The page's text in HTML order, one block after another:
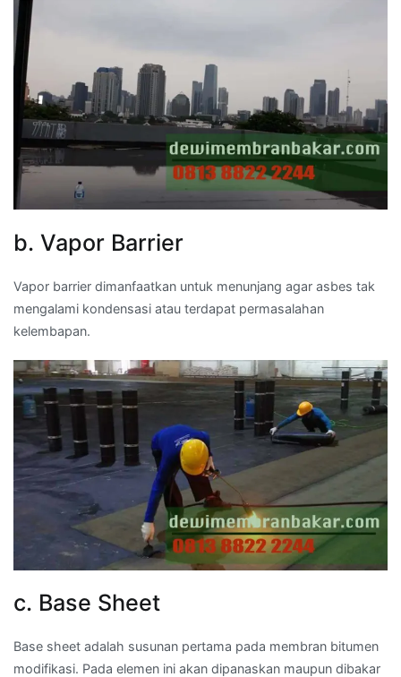
b. Vapor Barrier
Vapor barrier dimanfaatkan untuk menunjang agar asbes tak
mengalami kondensasi atau terdapat permasalahan
kelembapan.
c. Base Sheet
Base sheet adalah susunan pertama pada membran bitumen
modifikasi. Pada elemen ini akan dipanaskan maupun dibakar